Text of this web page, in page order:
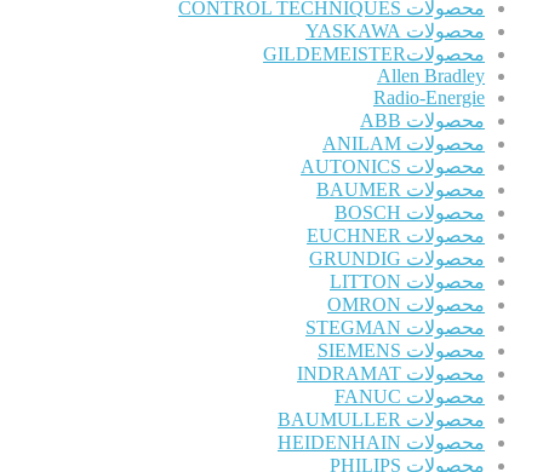
محصولات CONTROL TECHNIQUES
محصولات YASKAWA
محصولاتGILDEMEISTER
Allen Bradley
Radio-Energie
محصولات ABB
محصولات ANILAM
محصولات AUTONICS
محصولات BAUMER
محصولات BOSCH
محصولات EUCHNER
محصولات GRUNDIG
محصولات LITTON
محصولات OMRON
محصولات STEGMAN
محصولات SIEMENS
محصولات INDRAMAT
محصولات FANUC
محصولات BAUMULLER
محصولات HEIDENHAIN
محصولات PHILIPS